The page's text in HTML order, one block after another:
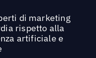
di marketing
rispetto alla
artificiale e